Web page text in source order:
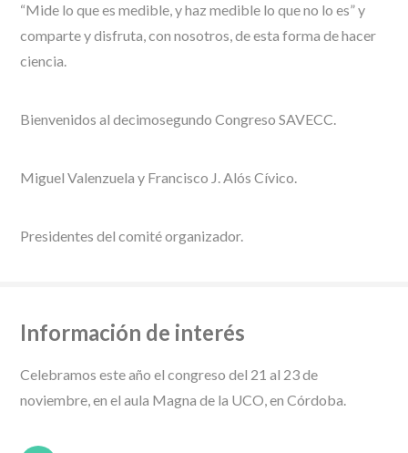
“Mide lo que es medible, y haz medible lo que no lo es” y
comparte y disfruta, con nosotros, de esta forma de hacer
ciencia.
Bienvenidos al decimosegundo Congreso SAVECC.
Miguel Valenzuela y Francisco J. Alós Cívico.
Presidentes del comité organizador.
Información de interés
Celebramos este año el congreso del 21 al 23 de
noviembre, en el aula Magna de la UCO, en Córdoba.